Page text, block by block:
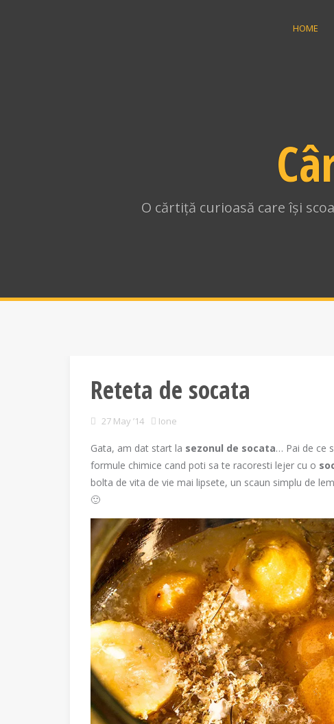
HOME
O cărtiță curioasă care își
Reteta de socata
27 May ’14 Ione
Gata, am dat start la sezonul de socata… Pai de ce
formule chimice cand poti sa te racoresti lejer cu o
bolta de vita de vie mai lipsete, un scaun simplu de
🙂